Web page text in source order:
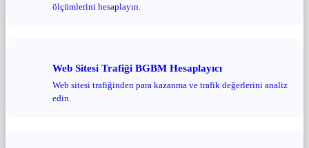
ölçümlerini hesaplayın.
Web Sitesi Trafiği BGBM Hesaplayıcı
Web sitesi trafiğinden para kazanma ve trafik değerlerini analiz
edin.